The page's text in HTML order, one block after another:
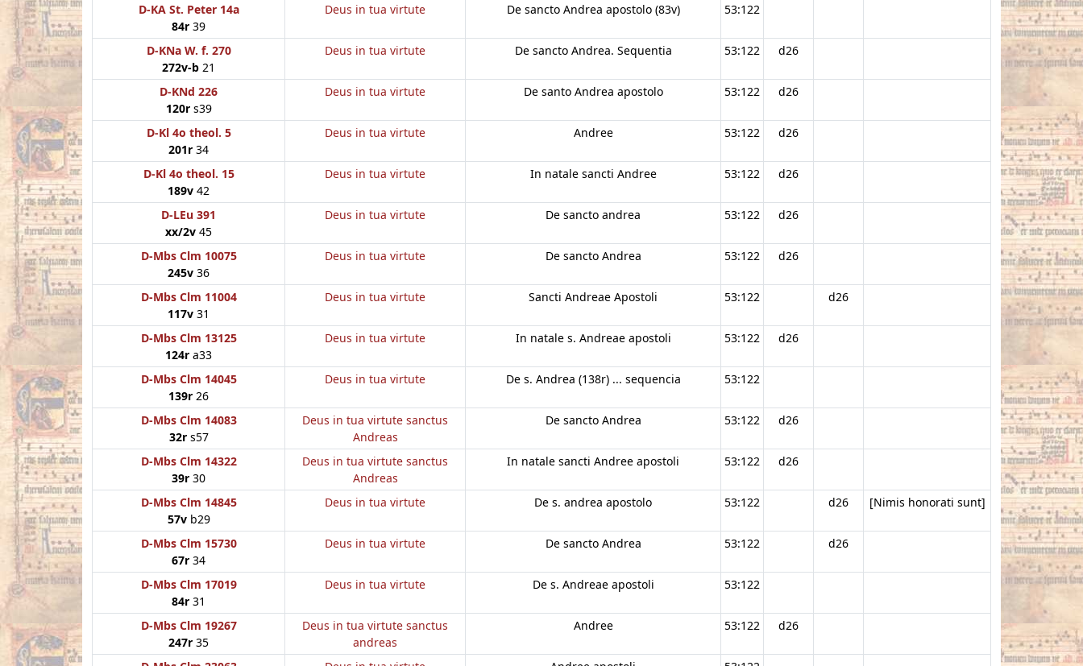
D-KA St. Peter 14a
84r 39
Deus in tua virtute De sancto Andrea apostolo (83v) 53:122
D-KNa W. f. 270
272v-b 21
Deus in tua virtute De sancto Andrea. Sequentia 53:122 d26
D-KNd 226
120rs39
Deus in tua virtute De santo Andrea apostolo 53:122 d26
D-Kl 4o theol. 5
201r 34
Deus in tua virtute Andree 53:122 d26
D-Kl 4o theol. 15
189v 42
Deus in tua virtute In natale sancti Andree 53:122 d26
D-LEu 391
xx/2v 45
Deus in tua virtute De sancto andrea 53:122 d26
D-Mbs Clm 10075
245v 36
Deus in tua virtute De sancto Andrea 53:122 d26
D-Mbs Clm 11004
117v 31
Deus in tua virtute Sancti Andreae Apostoli 53:122 d26
D-Mbs Clm 13125
124r a33
Deus in tua virtute In natale s. Andreae apostoli 53:122 d26
D-Mbs Clm 14045
139r 26
Deus in tua virtute De s. Andrea (138r) ... sequencia 53:122
D-Mbs Clm 14083
32rs57
Deus in tua virtute sanctus
Andreas
De sancto Andrea 53:122 d26
D-Mbs Clm 14322
39r 30
Deus in tua virtute sanctus
Andreas
In natale sancti Andree apostoli 53:122 d26
D-Mbs Clm 14845
57vb29
Deus in tua virtute De s. andrea apostolo 53:122 d26 [Nimis honorati sunt]
D-Mbs Clm 15730
67r 34
Deus in tua virtute De sancto Andrea 53:122 d26
D-Mbs Clm 17019
84r 31
Deus in tua virtute De s. Andreae apostoli 53:122
D-Mbs Clm 19267
247r 35
Deus in tua virtute sanctus
andreas
Andree 53:122 d26